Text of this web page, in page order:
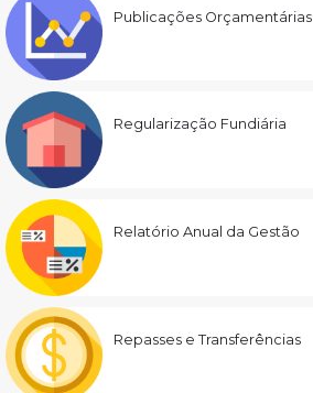
Publicações Orçamentárias
Regularização Fundiária
Relatório Anual da Gestão
Repasses e Transferências